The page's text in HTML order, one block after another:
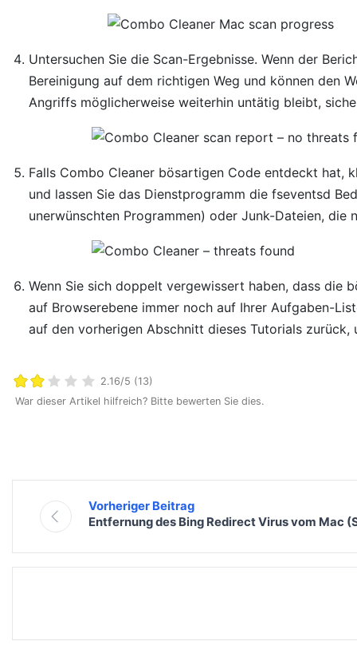
Untersuchen Sie die Scan-Ergebnisse. Wenn der
Bereinigung auf dem richtigen Weg und können den
Angriffs möglicherweise weiterhin untätig bleibt,
Falls Combo Cleaner bösartigen Code entdeckt hat,
und lassen Sie das Dienstprogramm die fseventsd
unerwünschten Programmen) oder Junk-Dateien, die
Wenn Sie sich doppelt vergewissert haben, dass die
auf Browserebene immer noch auf Ihrer Aufgaben-
auf den vorherigen Abschnitt dieses Tutorials
2.16/5 (13)
War dieser Artikel hilfreich? Bitte bewerten Sie dies.
Vorheriger Beitrag
Entfernung des Bing Redirect Virus vom Mac